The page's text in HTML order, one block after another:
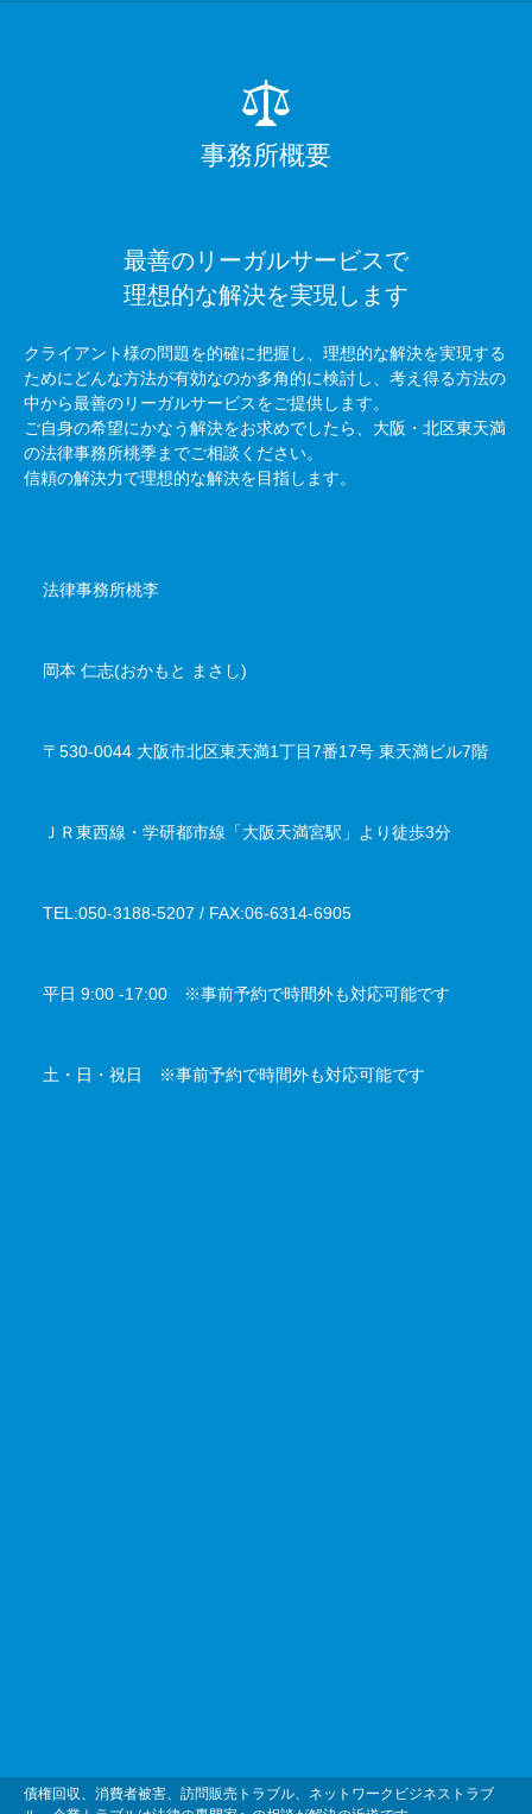
事務所概要
最善のリーガルサービスで
理想的な解決を実現します
クライアント様の問題を的確に把握し、理想的な解決を実現する
ためにどんな方法が有効なのか多角的に検討し、考え得る方法の
中から最善のリーガルサービスをご提供します。
ご自身の希望にかなう解決をお求めでしたら、大阪・北区東天満
の法律事務所桃季までご相談ください。
信頼の解決力で理想的な解決を目指します。
法律事務所桃李
岡本 仁志(おかもと まさし)
〒530-0044 大阪市北区東天満1丁目7番17号 東天満ビル7階
ＪＲ東西線・学研都市線「大阪天満宮駅」より徒歩3分
TEL:050-3188-5207 / FAX:06-6314-6905
平日 9:00 -17:00 ※事前予約で時間外も対応可能です
土・日・祝日 ※事前予約で時間外も対応可能です
債権回収、消費者被害、訪問販売トラブル、ネットワークビジネストラブ